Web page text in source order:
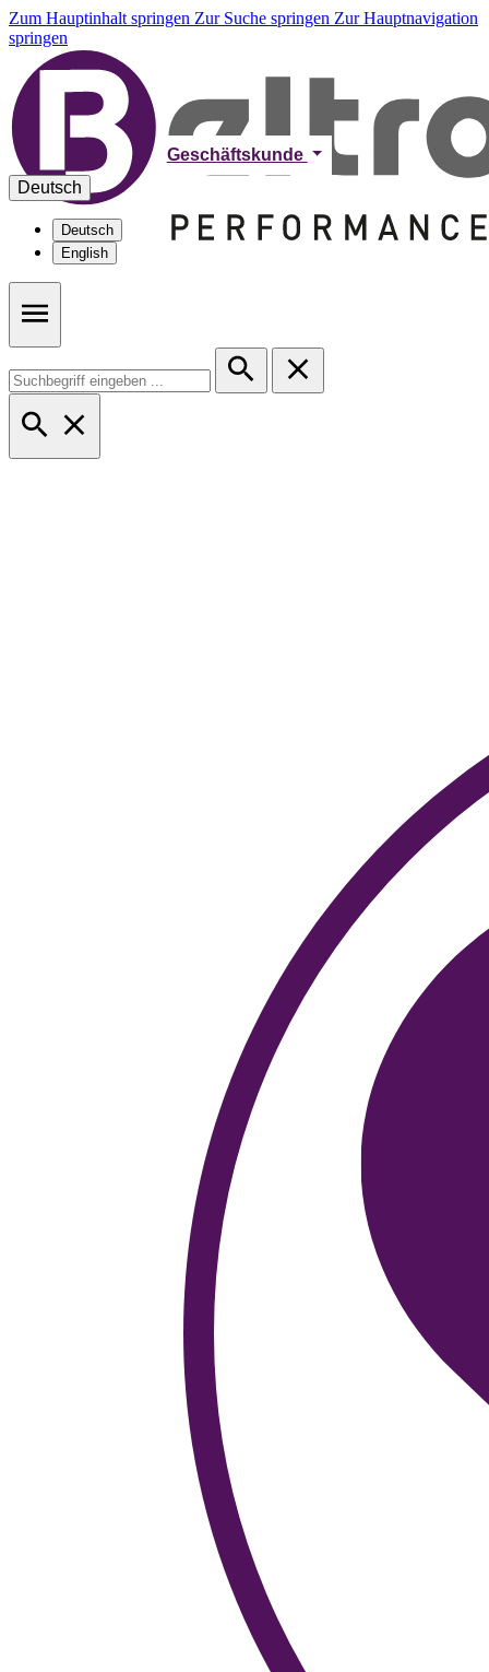
Zum Hauptinhalt springen Zur Suche springen Zur Hauptnavigation
springen
Geschäftskunde
Deutsch
Deutsch
English